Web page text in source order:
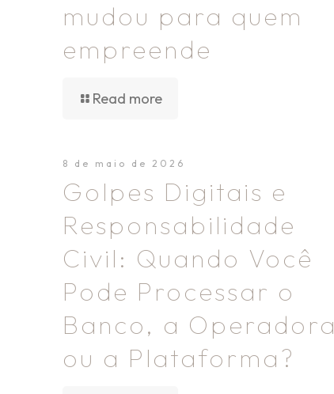
mudou para quem
empreende
Read more
8 de maio de 2026
Golpes Digitais e
Responsabilidade
Civil: Quando Você
Pode Processar o
Banco, a Operadora
ou a Plataforma?